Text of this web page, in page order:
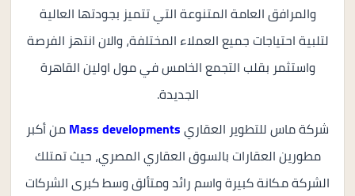
والمرافق العامة المتنوعة التي تتميز بجودتها العالية
لتلبية احتياجات جميع العملاء المختلفة، والان انتهز الفرصة
واستثمر بقلب التجمع الخامس في مول اولين القاهرة
الجديدة.
شركة ماس للتطوير العقاريMass developmentsمن أكبر
مطورين العقارات بالسوق العقاري المصري، حيث تمتلك
الشركة مكانة كبيرة واسم رائد ومتألق وسط كبرى الشركات